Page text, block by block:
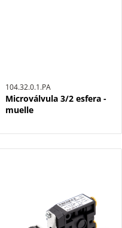
104.32.0.1.PA
Microválvula 3/2 esfera -
muelle